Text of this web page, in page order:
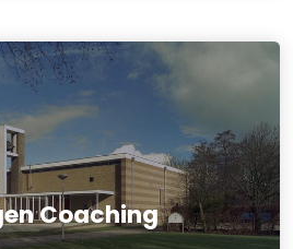
Coaching